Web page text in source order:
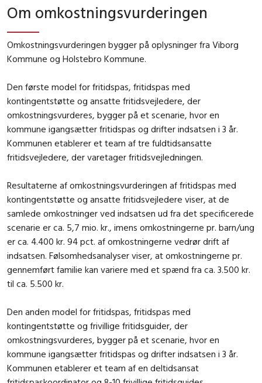
Om omkostningsvurderingen
Omkostningsvurderingen bygger på oplysninger fra Viborg
Kommune og Holstebro Kommune.
Den første model for fritidspas, fritidspas med
kontingentstøtte og ansatte fritidsvejledere, der
omkostningsvurderes, bygger på et scenarie, hvor en
kommune igangsætter fritidspas og drifter indsatsen i 3 år.
Kommunen etablerer et team af tre fuldtidsansatte
fritidsvejledere, der varetager fritidsvejledningen.
Resultaterne af omkostningsvurderingen af fritidspas med
kontingentstøtte og ansatte fritidsvejledere viser, at de
samlede omkostninger ved indsatsen ud fra det specificerede
scenarie er ca. 5,7 mio. kr., imens omkostningerne pr. barn/ung
er ca. 4.400 kr. 94 pct. af omkostningerne vedrør drift af
indsatsen. Følsomhedsanalyser viser, at omkostningerne pr.
gennemført familie kan variere med et spænd fra ca. 3.500 kr.
til ca. 5.500 kr.
Den anden model for fritidspas, fritidspas med
kontingentstøtte og frivillige fritidsguider, der
omkostningsvurderes, bygger på et scenarie, hvor en
kommune igangsætter fritidspas og drifter indsatsen i 3 år.
Kommunen etablerer et team af en deltidsansat